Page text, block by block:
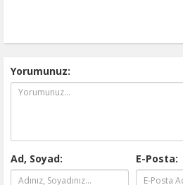
Yorumunuz:
Ad, Soyad: E-Posta: